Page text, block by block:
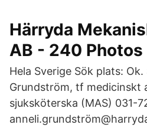
Härryda
AB - 240
Hela Sverige Sök plats: Ok.
Grundström, tf medicinskt
sjuksköterska (MAS) 031-